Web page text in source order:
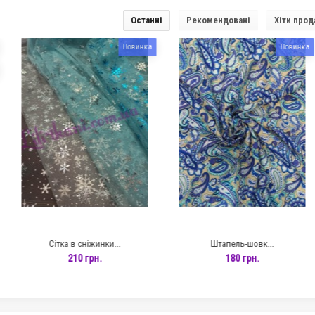
Котон в горохи
280 грн.
Креп-шовк принт Майоліка
410 грн.
Останні
Рекомендовані Хіти
Новинка
в сніжинки...
Новинка
Штапель-шовк...